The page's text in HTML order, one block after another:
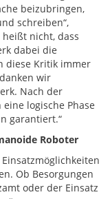
beizubringen,
schreiben“,
heißt nicht, dass
dabei die
diese Kritik immer
wir
Nach der
logische Phase
garantiert.“
Roboter
Ob Besorgungen
oder der Einsatz